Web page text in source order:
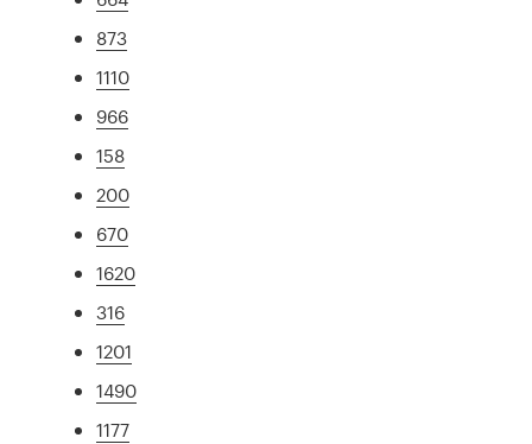
873
1110
966
158
200
670
1620
316
1201
1490
1177